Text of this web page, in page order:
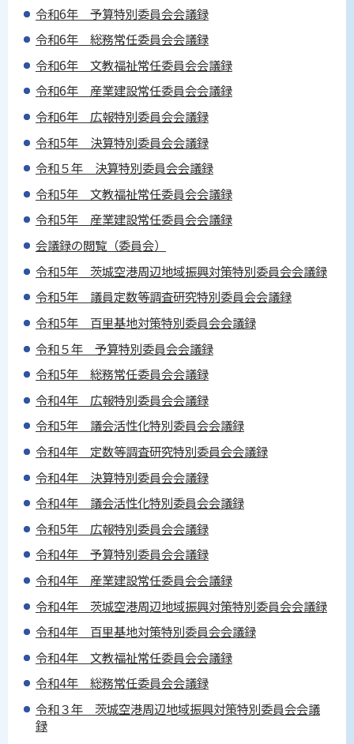
令和6年 予算特別委員会会議録
令和6年 総務常任委員会会議録
令和6年 文教福祉常任委員会会議録
令和6年 産業建設常任委員会会議録
令和6年 広報特別委員会会議録
令和5年 決算特別委員会会議録
令和５年 決算特別委員会会議録
令和5年 文教福祉常任委員会会議録
令和5年 産業建設常任委員会会議録
会議録の閲覧（委員会）
令和5年 茨城空港周辺地域振興対策特別委員会会議録
令和5年 議員定数等調査研究特別委員会会議録
令和5年 百里基地対策特別委員会会議録
令和５年 予算特別委員会会議録
令和5年 総務常任委員会会議録
令和4年 広報特別委員会会議録
令和5年 議会活性化特別委員会会議録
令和4年 定数等調査研究特別委員会会議録
令和4年 決算特別委員会会議録
令和4年 議会活性化特別委員会会議録
令和5年 広報特別委員会会議録
令和4年 予算特別委員会会議録
令和4年 産業建設常任委員会会議録
令和4年 茨城空港周辺地域振興対策特別委員会会議録
令和4年 百里基地対策特別委員会会議録
令和4年 文教福祉常任委員会会議録
令和4年 総務常任委員会会議録
令和３年 茨城空港周辺地域振興対策特別委員会会議
録